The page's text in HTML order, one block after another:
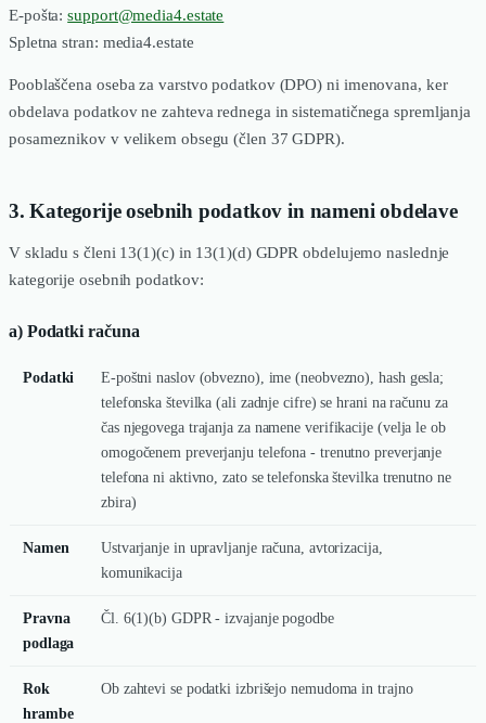
E-pošta: support@media4.estate
Spletna stran: media4.estate
Pooblaščena oseba za varstvo podatkov (DPO) ni imenovana, ker
obdelava podatkov ne zahteva rednega in sistematičnega spremljanja
posameznikov v velikem obsegu (člen 37 GDPR).
3. Kategorije osebnih podatkov in nameni obdelave
V skladu s členi 13(1)(c) in 13(1)(d) GDPR obdelujemo naslednje
kategorije osebnih podatkov:
a) Podatki računa
Podatki
E-poštni naslov (obvezno), ime (neobvezno), hash gesla;
telefonska številka (ali zadnje cifre) se hrani na računu za
čas njegovega trajanja za namene verifikacije (velja le ob
omogočenem preverjanju telefona - trenutno preverjanje
telefona ni aktivno, zato se telefonska številka trenutno ne
zbira)
Namen
Ustvarjanje in upravljanje računa, avtorizacija,
komunikacija
Pravna
podlaga
Čl. 6(1)(b) GDPR - izvajanje pogodbe
Rok
hrambe
Ob zahtevi se podatki izbrišejo nemudoma in trajno